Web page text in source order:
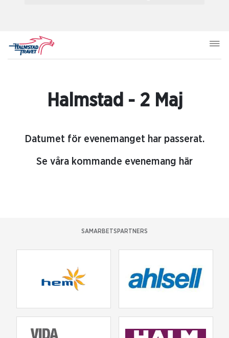
Halmstad - 2 Maj
Datumet för evenemanget har passerat.
Se våra kommande evenemang här
SAMARBETSPARTNERS